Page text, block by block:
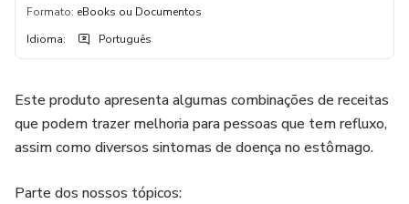
Formato: eBooks ou Documentos
Idioma: Português
Este produto apresenta algumas combinações de receitas
que podem trazer melhoria para pessoas que tem refluxo,
assim como diversos sintomas de doença no estômago.
Parte dos nossos tópicos: